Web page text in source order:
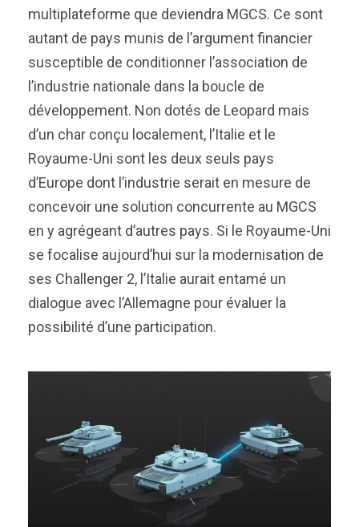
multiplateforme que deviendra MGCS. Ce sont
autant de pays munis de l’argument financier
susceptible de conditionner l’association de
l’industrie nationale dans la boucle de
développement. Non dotés de Leopard mais
d’un char conçu localement, l’Italie et le
Royaume-Uni sont les deux seuls pays
d’Europe dont l’industrie serait en mesure de
concevoir une solution concurrente au MGCS
en y agrégeant d’autres pays. Si le Royaume-Uni
se focalise aujourd’hui sur la modernisation de
ses Challenger 2, l’Italie aurait entamé un
dialogue avec l’Allemagne pour évaluer la
possibilité d’une participation.